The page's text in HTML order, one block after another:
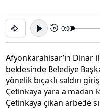
15 0:00
Afyonkarahisar’ın Dinar
beldesinde Belediye
yönelik bıçaklı saldırı
Çetinkaya yara almadan
Çetinkaya çıkan arbede